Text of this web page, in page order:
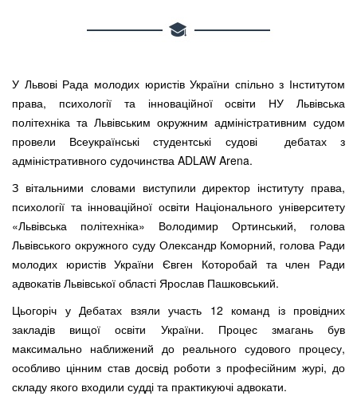
У Львові Рада молодих юристів України спільно з Інститутом
права, психологіїта інноваційної освіти НУ Львівська
політехніка та Львівським окружним адміністративним судом
провели Всеукраїнські студентські судові дебатах з
адміністративного судочинства ADLAW Arena.
З вітальними словами виступили директор інституту права,
психології та інноваційної освіти Національного університету
«Львівська політехніка» Володимир Ортинський, голова
Львівського окружного суду Олександр Коморний, голова Ради
молодих юристів України Євген Которобай та член Ради
адвокатів Львівської області Ярослав Пашковський.
Цьогоріч у Дебатах взяли участь 12 команд із провідних
закладів вищої освіти України. Процес змагань був
максимально наближений до реального судового процесу,
особливо цінним став досвід роботи з професійним журі, до
складу якого входили судді та практикуючі адвокати.